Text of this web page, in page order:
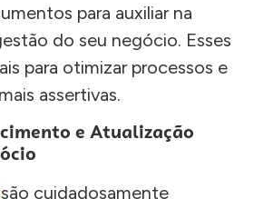
para auxiliar na
do seu negócio. Esses
para otimizar processos e
assertivas.
e Atualização
são cuidadosamente